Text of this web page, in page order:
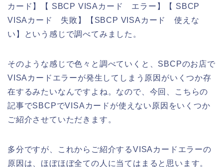
カード】【 SBCP VISAカード エラー】【 SBCP
VISAカード 失敗】【SBCP VISAカード 使えな
い】という感じで調べてみました。
そのような感じで色々と調べていくと、SBCPのお店で
VISAカードエラーが発生してしまう原因がいくつか存
在するみたいなんですよね。なので、今回、こちらの
記事でSBCPでVISAカードが使えない原因をいくつか
ご紹介させていただきます。
多分ですが、これからご紹介するVISAカードエラーの
原因は、ほぼほぼ全ての人に当てはまると思います。